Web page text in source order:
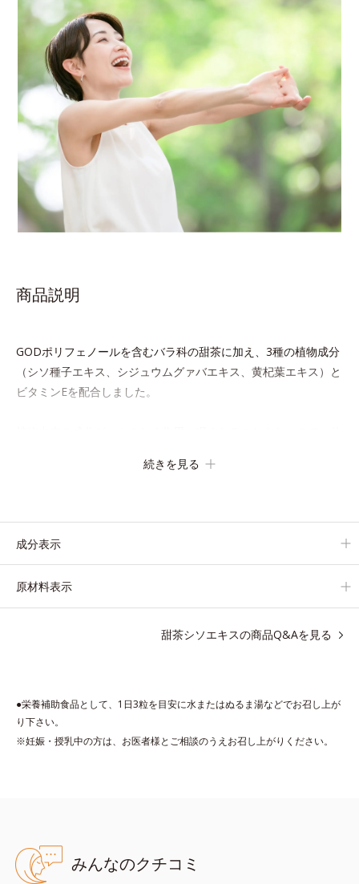
商品説明
GODポリフェノールを含むバラ科の甜茶に加え、3種の植物成分
（シソ種子エキス、シジュウムグァバエキス、黄杞葉エキス）と
ビタミンEを配合しました。
ます。気になる不快感に直接アプローチして、季節に負けない健
クが手放せない」「買い物に行くのもユウウツ」…そんな方にオ
続きを見る
成分表示
原材料表示
甜茶シソエキスの商品Q&Aを見る
●栄養補助食品として、1日3粒を目安に水またはぬるま湯などでお召し上が
り下さい。
※妊娠・授乳中の方は、お医者様とご相談のうえお召し上がりください。
みんなのクチコミ